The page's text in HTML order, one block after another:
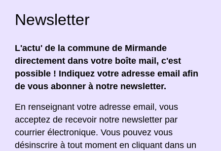
Newsletter
L'actu' de la commune de Mirmande
directement dans votre boîte mail, c'est
possible ! Indiquez votre adresse email afin
de vous abonner à notre newsletter.
En renseignant votre adresse email, vous
acceptez de recevoir notre newsletter par
courrier électronique. Vous pouvez vous
désinscrire à tout moment en cliquant dans un